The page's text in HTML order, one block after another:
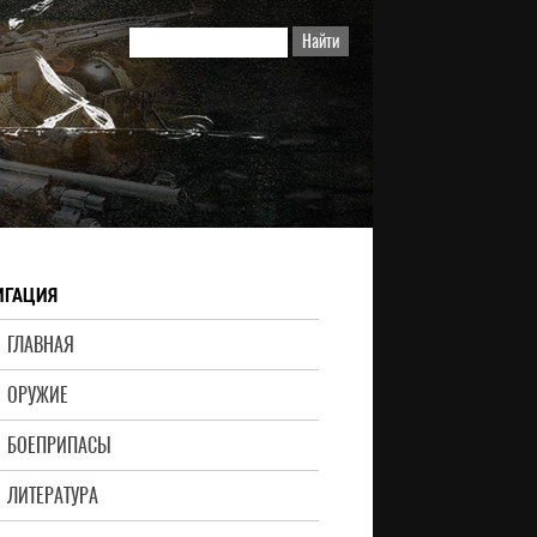
ГЛАВНАЯ
ОРУЖИЕ
БОЕПРИПАСЫ
ЛИТЕРАТУРА